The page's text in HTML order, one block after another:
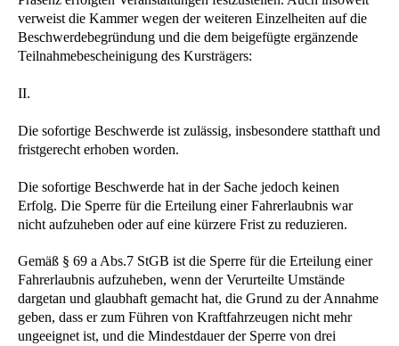
verweist die Kammer wegen der weiteren Einzelheiten auf die
Beschwerdebegründung und die dem beigefügte ergänzende
Teilnahmebescheinigung des Kursträgers:
II.
Die sofortige Beschwerde ist zulässig, insbesondere statthaft und
fristgerecht erhoben worden.
Die sofortige Beschwerde hat in der Sache jedoch keinen
Erfolg. Die Sperre für die Erteilung einer Fahrerlaubnis war
nicht aufzuheben oder auf eine kürzere Frist zu reduzieren.
Gemäß § 69 a Abs.7 StGB ist die Sperre für die Erteilung einer
Fahrerlaubnis aufzuheben, wenn der Verurteilte Umstände
dargetan und glaubhaft gemacht hat, die Grund zu der Annahme
geben, dass er zum Führen von Kraftfahrzeugen nicht mehr
ungeeignet ist, und die Mindestdauer der Sperre von drei